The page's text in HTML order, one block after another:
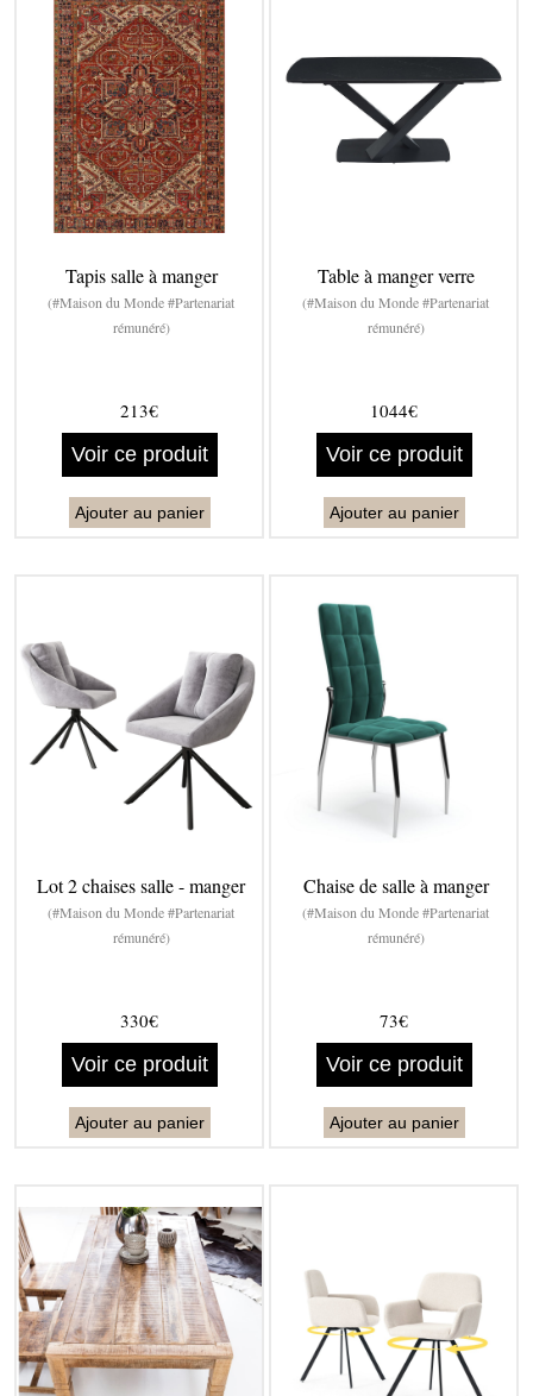
Tapis salle à manger
(#Maison du Monde #Partenariat
rémunéré)
213€
Voir ce produit
Ajouter au panier
Table à manger verre
(#Maison du Monde #Partenariat
rémunéré)
1044€
Voir ce produit
Ajouter au panier
Lot 2 chaises salle - manger
(#Maison du Monde #Partenariat
rémunéré)
330€
Voir ce produit
Ajouter au panier
Chaise de salle à manger
(#Maison du Monde #Partenariat
rémunéré)
73€
Voir ce produit
Ajouter au panier